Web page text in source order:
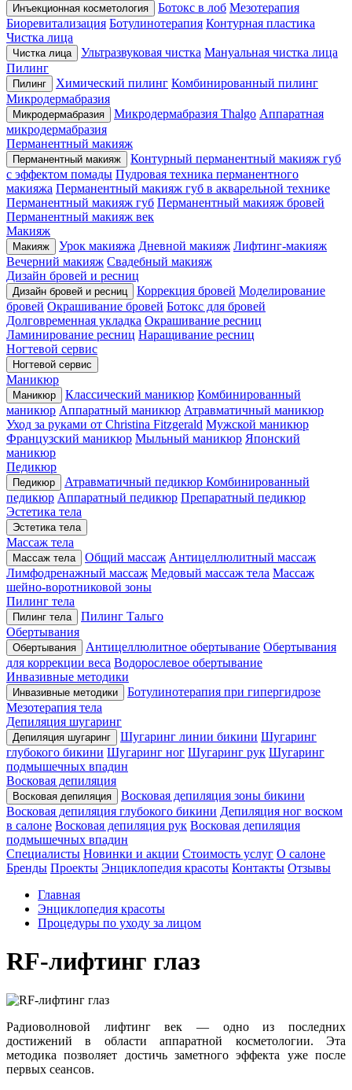
Инъекционная косметология Ботокс в лоб Мезотерапия
Биоревитализация Ботулинотерапия Контурная пластика
Чистка лица
Чистка лица Ультразвуковая чистка Мануальная чистка лица
Пилинг
Пилинг Химический пилинг Комбинированный пилинг
Микродермабразия
Микродермабразия Микродермабразия Thalgo Аппаратная
микродермабразия
Перманентный макияж
Перманентный макияж
Контурный перманентный макияж губ
с эффектом помады Пудровая техника перманентного
макияжа Перманентный макияж губ в акварельной технике
Перманентный макияж губ Перманентный макияж бровей
Перманентный макияж век
Макияж
Макияж Урок макияжа Дневной макияж Лифтинг-макияж
Вечерний макияж Свадебный макияж
Дизайн бровей и ресниц
Дизайн бровей и ресниц Коррекция бровей Моделирование
бровей Окрашивание бровей Ботокс для бровей
Долговременная укладка Окрашивание ресниц
Ламинирование ресниц Наращивание ресниц
Ногтевой сервис
Ногтевой сервис
Маникюр
Маникюр Классический маникюр Комбинированный
маникюр Аппаратный маникюр Атравматичный маникюр
Уход за руками от Christina Fitzgerald Мужской маникюр
Французский маникюр Мыльный маникюр Японский
маникюр
Педикюр
Педикюр Атравматичный педикюр Комбинированный
педикюр Аппаратный педикюр Препаратный педикюр
Эстетика тела
Эстетика тела
Массаж тела
Массаж тела Общий массаж Антицеллюлитный массаж
Лимфодренажный массаж Медовый массаж тела Массаж
шейно-воротниковой зоны
Пилинг тела
Пилинг тела
Пилинг Тальго
Обертывания
Обертывания Антицеллюлитное обертывание Обертывания
для коррекции веса Водорослевое обертывание
Инвазивные методики
Инвазивные методики
Ботулинотерапия при гипергидрозе
Мезотерапия тела
Депиляция шугаринг
Депиляция шугаринг Шугаринг линии бикини Шугаринг
глубокого бикини Шугаринг ног Шугаринг рук Шугаринг
подмышечных впадин
Восковая депиляция
Восковая депиляция
Восковая депиляция зоны бикини
Восковая депиляция глубокого бикини Депиляция ног воском
в салоне Восковая депиляция рук Восковая депиляция
подмышечных впадин
Специалисты Новинки и акции Стоимость услуг О салоне
Бренды Проекты Энциклопедия красоты Контакты Отзывы
Главная
Энциклопедия красоты
Процедуры по уходу за лицом
RF-лифтинг глаз
Радиоволновой лифтинг век — одно из последних
достижений в области аппаратной косметологии. Эта
методика позволяет достичь заметного эффекта уже после
первых сеансов.